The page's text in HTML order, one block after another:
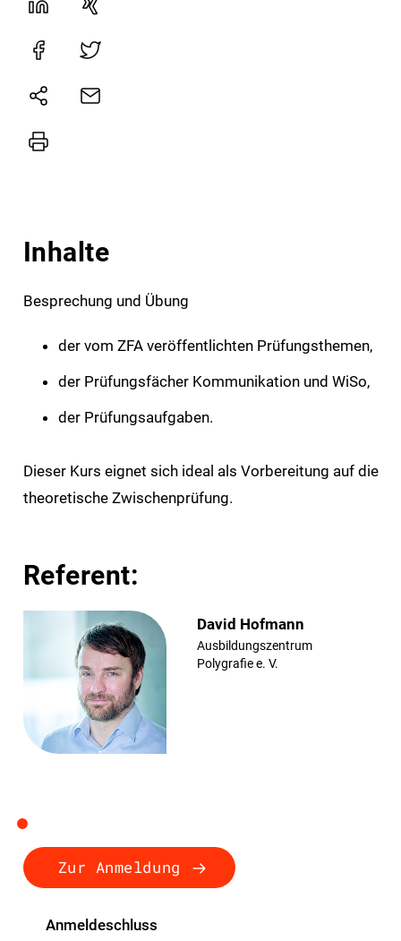
Inhalte
Besprechung und Übung
der vom ZFA veröffentlichten Prüfungsthemen,
der Prüfungsfächer Kommunikation und WiSo,
der Prüfungsaufgaben.
Dieser Kurs eignet sich ideal als Vorbereitung auf die
theoretische Zwischenprüfung.
Referent:
David Hofmann
Ausbildungszentrum
Polygrafie e. V.
Zur Anmeldung
Anmeldeschluss